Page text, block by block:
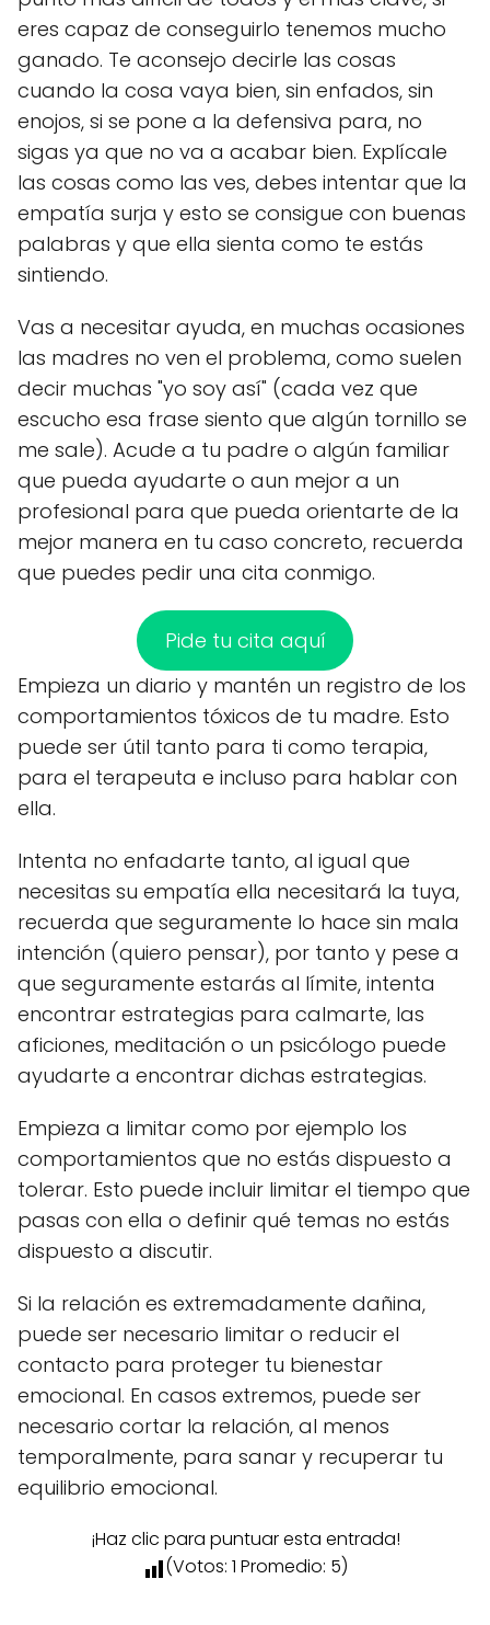
eres capaz de conseguirlo tenemos mucho
ganado. Te aconsejo decirle las cosas
cuando la cosa vaya bien, sin enfados, sin
enojos, si se pone a la defensiva para, no
sigas ya que no va a acabar bien. Explícale
las cosas como las ves, debes intentar que la
empatía surja y esto se consigue con buenas
palabras y que ella sienta como te estás
sintiendo.
Vas a necesitar ayuda, en muchas ocasiones
las madres no ven el problema, como suelen
decir muchas "yo soy así" (cada vez que
escucho esa frase siento que algún tornillo se
me sale). Acude a tu padre o algún familiar
que pueda ayudarte o aun mejor a un
profesional para que pueda orientarte de la
mejor manera en tu caso concreto, recuerda
que puedes pedir una cita conmigo.
Pide tu cita aquí
Empieza un diario y mantén un registro de los
comportamientos tóxicos de tu madre. Esto
puede ser útil tanto para ti como terapia,
para el terapeuta e incluso para hablar con
ella.
Intenta no enfadarte tanto, al igual que
necesitas su empatía ella necesitará la tuya,
recuerda que seguramente lo hace sin mala
intención (quiero pensar), por tanto y pese a
que seguramente estarás al límite, intenta
encontrar estrategias para calmarte, las
aficiones, meditación o un psicólogo puede
ayudarte a encontrar dichas estrategias.
Empieza a limitar como por ejemplo los
comportamientos que no estás dispuesto a
tolerar. Esto puede incluir limitar el tiempo que
pasas con ella o definir qué temas no estás
dispuesto a discutir.
Si la relación es extremadamente dañina,
puede ser necesario limitar o reducir el
contacto para proteger tu bienestar
emocional. En casos extremos, puede ser
necesario cortar la relación, al menos
temporalmente, para sanar y recuperar tu
equilibrio emocional.
¡Haz clic para puntuar esta entrada!
(Votos: 1 Promedio: 5)